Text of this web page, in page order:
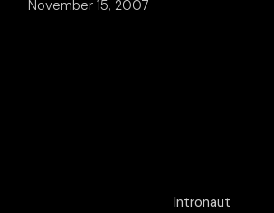
November 15, 2007
Intronaut